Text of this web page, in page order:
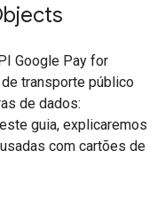
Google Pay for
transporte público
de dados:
guia, explicaremos
com cartões de